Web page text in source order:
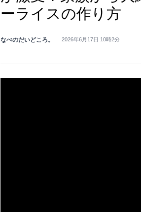
ーライスの作り方
なべのだいどころ。 2026年6月17日 10時2分